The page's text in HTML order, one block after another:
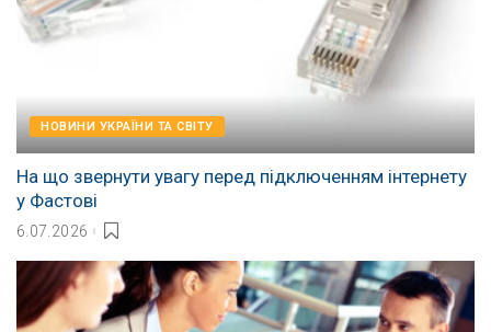
НОВИНИ УКРАЇНИ ТА СВІТУ
На що звернути увагу перед підключенням інтернету
у Фастові
6.07.2026